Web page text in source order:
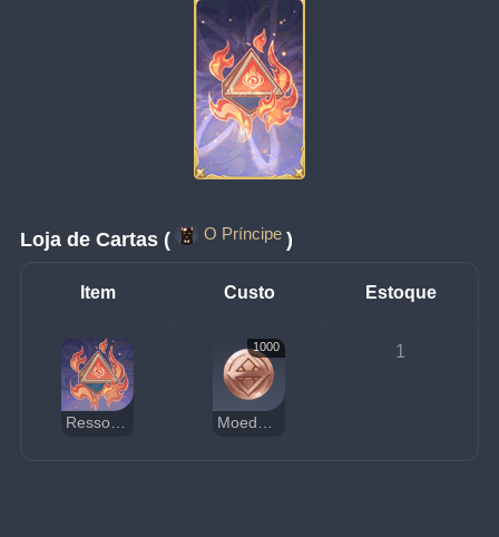
Loja de Cartas ( O Príncipe )
Item Custo Estoque
Ressonância Elemental: Entrelaçamento Pyro
1000
Moedas da Sorte
1